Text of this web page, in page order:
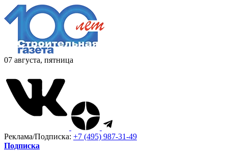
07 августа, пятница
Реклама/Подписка: +7 (495) 987-31-49
Подписка